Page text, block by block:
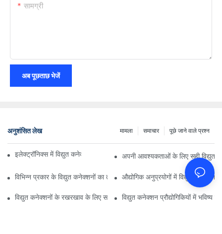
सामग्री
अब पूछताछ भेजें
अनुशंसित लेख पूछे जाने वाले प्रश्न
समाचार
मामला
इलेक्ट्रॉनिक्स में विद्युत कनेक्शनों पर प्रौद्योगिकी का प्रभावअपनी आवश्यकताओं के लिए सही विद्युत
विभिन्न प्रकार के विद्युत कनेक्शनों का तुलनात्मक विश्लेषणऔद्योगिक अनुप्रयोगों में विद्युत कनेक्शनों
विद्युत कनेक्शनों के रखरखाव के लिए सर्वोत्तम अभ्यासविद्युत कनेक्शन प्रौद्योगिकियों में भविष्य